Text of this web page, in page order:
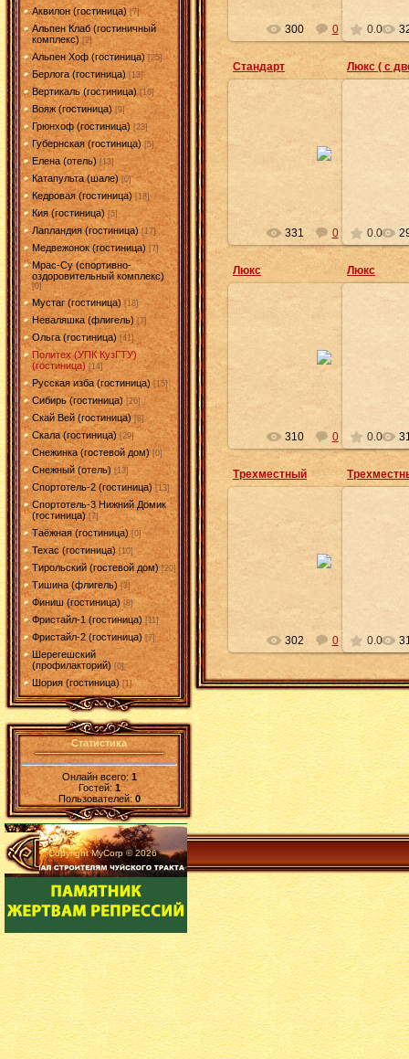
Аквилон (гостиница) [7]
Альпен Клаб (гостиничный
комплекс) [2]
Альпен Хоф (гостиница) [25]
Берлога (гостиница) [13]
Вертикаль (гостиница) [16]
Вояж (гостиница) [9]
Грюнхоф (гостиница) [23]
Губернская (гостиница) [5]
Елена (отель) [13]
Катапульта (шале) [0]
Кедровая (гостиница) [18]
Кия (гостиница) [5]
Лапландия (гостиница) [17]
Медвежонок (гостиница) [7]
Мрас-Су (спортивно-
оздоровительный комплекс)
[0]
Мустаг (гостиница) [18]
Неваляшка (флигель) [7]
Ольга (гостиница) [41]
Политех (УПК КузГТУ)
(гостиница) [14]
Русская изба (гостиница) [15]
Сибирь (гостиница) [26]
Скай Вей (гостиница) [8]
Скала (гостиница) [29]
Снежинка (гостевой дом) [0]
Снежный (отель) [13]
Спортотель-2 (гостиница) [13]
Спортотель-3 Нижний Домик
(гостиница) [7]
Таёжная (гостиница) [0]
Техас (гостиница) [10]
Тирольский (гостевой дом) [20]
Тишина (флигель) [3]
Финиш (гостиница) [8]
Фристайл-1 (гостиница) [11]
Фристайл-2 (гостиница) [7]
Шерегешский
(профилакторий) [0]
Шория (гостиница) [1]
Статистика
Онлайн всего:1
Гостей:1
Пользователей: 0
300 0 0.0
Стандарт
331 0 0.0
Люкс ( с
Люкс
mov
310 0 0.0
Люкс
Трехместный
13.05.2011
302 0 0.0
Copyright MyCorp © 2026